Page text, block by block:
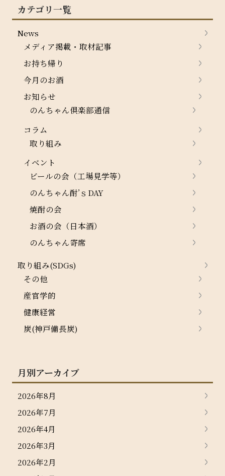
カテゴリ一覧
News
メディア掲載・取材記事
お持ち帰り
今月のお酒
お知らせ
のんちゃん倶楽部通信
コラム
取り組み
イベント
ビールの会（工場見学等）
のんちゃん酎’ｓDAY
焼酎の会
お酒の会（日本酒）
のんちゃん寄席
取り組み(SDGs)
その他
産官学的
健康経営
炭(神戸備長炭)
月別アーカイブ
2026年8月
2026年7月
2026年4月
2026年3月
2026年2月